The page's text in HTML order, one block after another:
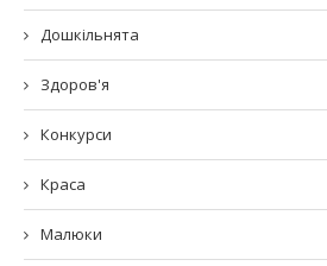
Дошкільнята
Здоров'я
Конкурси
Краса
Малюки